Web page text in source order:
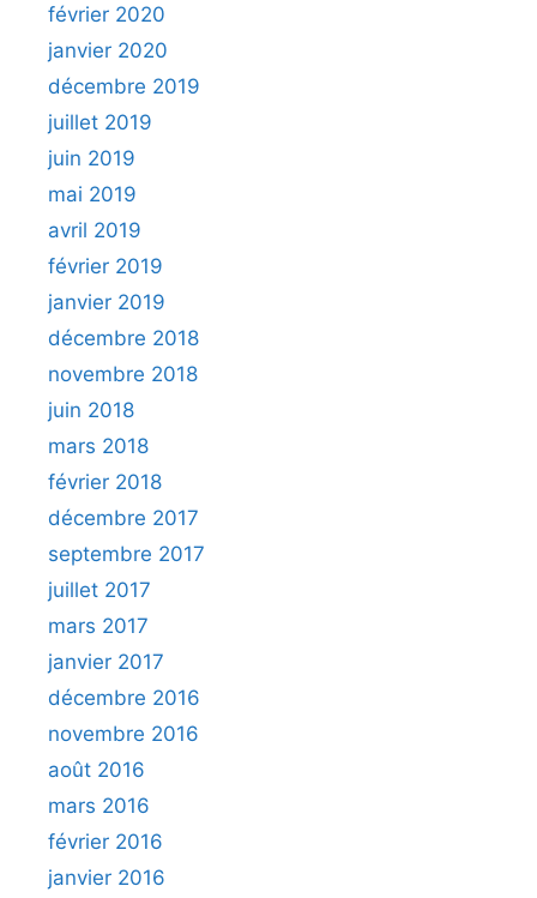
février 2020
janvier 2020
décembre 2019
juillet 2019
juin 2019
mai 2019
avril 2019
février 2019
janvier 2019
décembre 2018
novembre 2018
juin 2018
mars 2018
février 2018
décembre 2017
septembre 2017
juillet 2017
mars 2017
janvier 2017
décembre 2016
novembre 2016
août 2016
mars 2016
février 2016
janvier 2016